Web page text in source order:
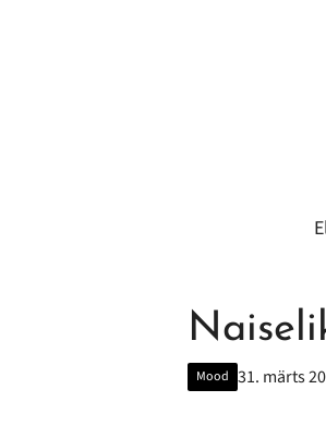
Mood 31. märts